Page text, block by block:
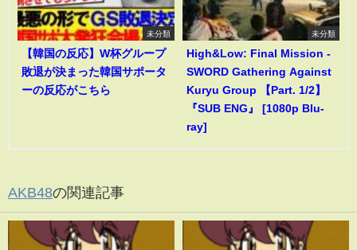
未分類
【韓国の反応】W杯グループ
敗退が決まった韓国サポータ
ーの反応がこちら
未分類
High&Low: Final Mission -
SWORD Gathering Against
Kuryu Group 【Part. 1/2】
『SUB ENG』 [1080p Blu-
ray]
AKB48の関連記事